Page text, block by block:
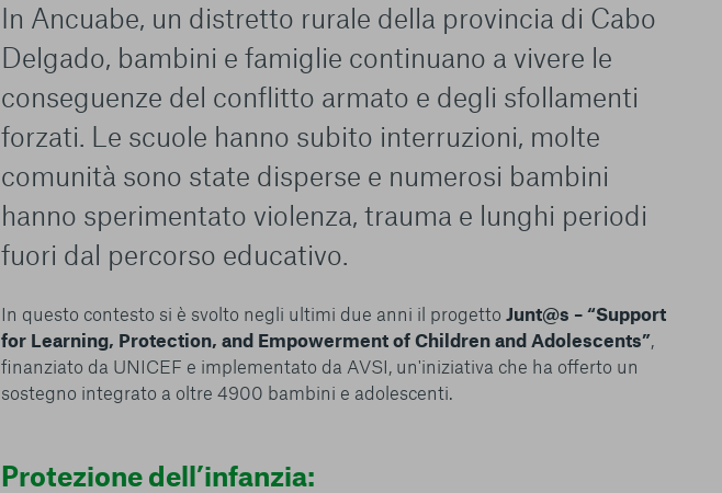
In Ancuabe, un distretto rurale della provincia di Cabo
Delgado, bambini e famiglie continuano a vivere le
conseguenze del conflitto armato e degli sfollamenti
forzati. Le scuole hanno subito interruzioni, molte
comunità sono state disperse e numerosi bambini
hanno sperimentato violenza, trauma e lunghi periodi
fuori dal percorso educativo.
In questo contesto si è svolto negli ultimi due anni il progetto Junt@s – “Support
for Learning, Protection, and Empowerment of Children and Adolescents”,
finanziato da UNICEF e implementato da AVSI, un'iniziativa che ha offerto un
sostegno integrato a oltre 4900 bambini e adolescenti.
Protezione dell’infanzia: